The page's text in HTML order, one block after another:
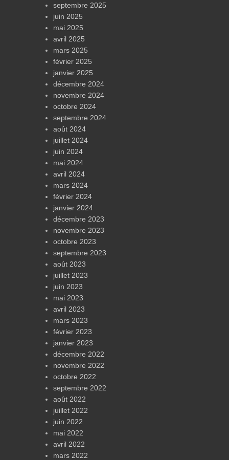
septembre 2025
juin 2025
mai 2025
avril 2025
mars 2025
février 2025
janvier 2025
décembre 2024
novembre 2024
octobre 2024
septembre 2024
août 2024
juillet 2024
juin 2024
mai 2024
avril 2024
mars 2024
février 2024
janvier 2024
décembre 2023
novembre 2023
octobre 2023
septembre 2023
août 2023
juillet 2023
juin 2023
mai 2023
avril 2023
mars 2023
février 2023
janvier 2023
décembre 2022
novembre 2022
octobre 2022
septembre 2022
août 2022
juillet 2022
juin 2022
mai 2022
avril 2022
mars 2022